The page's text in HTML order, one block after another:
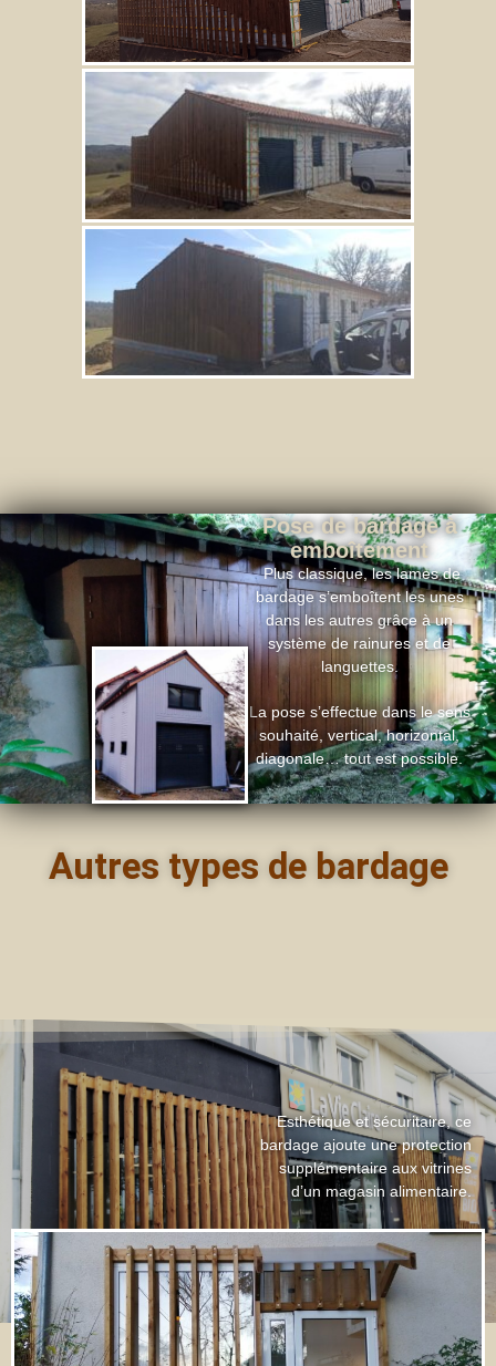
Pose de bardage à
emboîtement
Plus classique, les lames de
bardage s’emboîtent les unes
dans les autres grâce à un
système de rainures et de
languettes.
La pose s’effectue dans le sens
souhaité, vertical, horizontal,
diagonale… tout est possible.
Autres types de bardage
Esthétique et sécuritaire, ce
bardage ajoute une protection
supplémentaire aux vitrines
d’un magasin alimentaire.
Marsac sur l’Isle